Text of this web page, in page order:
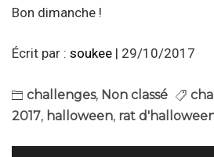
Bon dimanche !
Écrit par : soukee | 29/10/2017
challenges, Non classé
2017, halloween, rat